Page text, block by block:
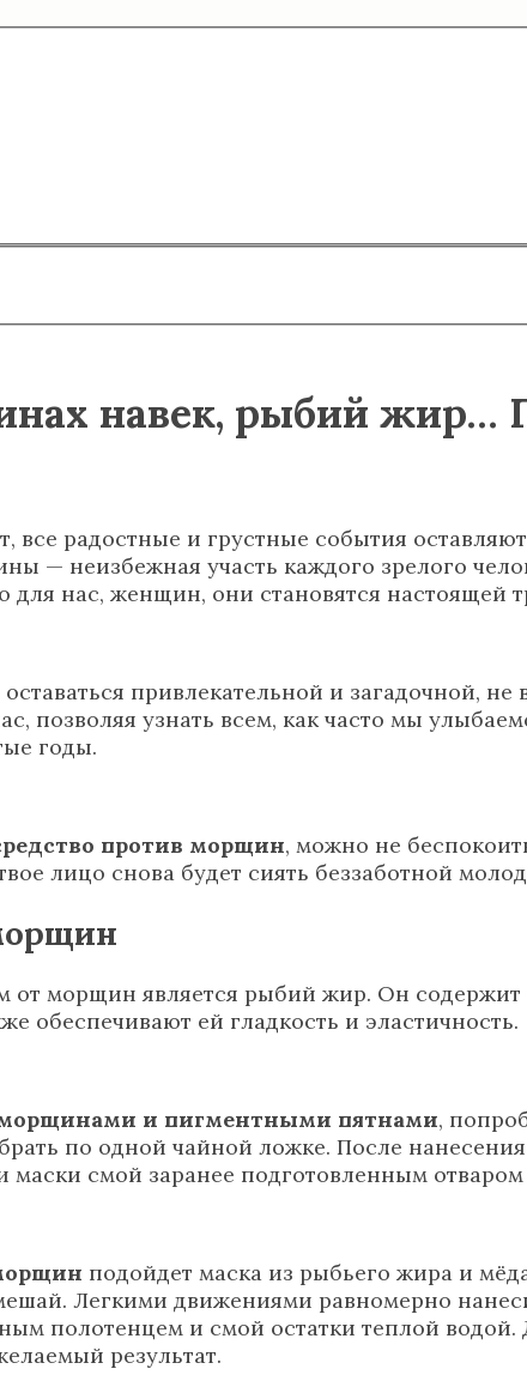
навек, рыбий жир…
все радостные и грустные события
— неизбежная участь каждого зрелого
для нас, женщин, они становятся настоящей
привлекательной и загадочной,
позволяя узнать всем, как часто мы
годы.
против морщин, можно не
лицо снова будет сиять беззаботной
от морщин является рыбий жир. Он
обеспечивают ей гладкость и эластичность.
и пигментными пятнами,
по одной чайной ложке. После
маски смой заранее подготовленным
подойдет маска из рыбьего жира и
Легкими движениями равномерно
полотенцем и смой остатки теплой
результат.